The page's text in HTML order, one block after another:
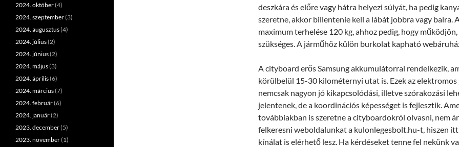
deszkára és előre vagy hátra helyezi súlyát, ha pedig
szeretne, akkor billentenie kell a lábát jobbra vagy balra.
maximum terhelése 120 kg, ahhoz pedig, hogy működjön,
szükséges. A járműhöz külön burkolat kapható
A cityboard erős Samsung akkumulátorral rendelkezik,
körülbelül 15-30 kilométernyi utat is. Ezek az
nemcsak nagyon jó kikapcsolódási, illetve szórakozási
jelentenek, de a koordinációs képességet is fejlesztik.
továbbiakban is szeretne a cityboardokról olvasni, nem
felkeresni weboldalunkat a kulonlegesbolt.hu-t, hiszen
kínálat is elérhető lesz. Ha kérdéseket tenne fel nekünk
2024. október(4)
2024. szeptember(3)
2024. augusztus(4)
2024. július(2)
2024. június(2)
2024. május(3)
2024. április(6)
2024. március(7)
2024. február(6)
2024. január(2)
2023. december(5)
2023. november(1)